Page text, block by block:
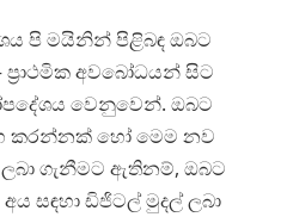
පි මයිනින් පිළිබඳ ඔබට
අවබෝධයන් සිට
වෙනුවෙන්. ඔබට
කරන්නක් හෝ මෙම නව
ගැනීමට ඇතිනම්, ඔබට
සඳහා ඩිජිටල් මුදල් ලබා